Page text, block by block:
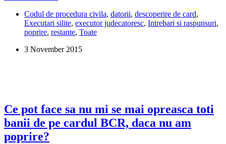
de
Credite?
pune
poprire
pe
pentru
Codul de procedura civila, datorii, descoperire de card,
Executari silite, executor judecatoresc, Intrebari si raspunsuri,
poprire, restante, Toate
3 November 2015
Ce pot face sa nu mi se mai opreasca toti
banii de pe cardul BCR, daca nu am
poprire?